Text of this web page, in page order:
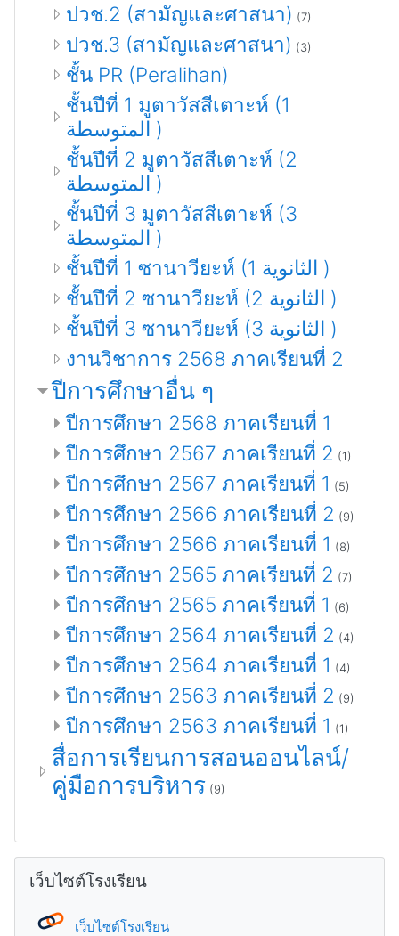
ปวช.2 (สามัญและศาสนา) (7)
ปวช.3 (สามัญและศาสนา) (3)
ชั้น PR (Peralihan)
ชั้นปีที่ 1 มูตาวัสสีเตาะห์ (1
المتوسطة )
ชั้นปีที่ 2 มูตาวัสสีเตาะห์ (2
المتوسطة )
ชั้นปีที่ 3 มูตาวัสสีเตาะห์ (3
المتوسطة )
ชั้นปีที่ 1 ซานาวียะห์ (1 الثانوية )
ชั้นปีที่ 2 ซานาวียะห์ (2 الثانوية )
ชั้นปีที่ 3 ซานาวียะห์ (3 الثانوية )
งานวิชาการ 2568 ภาคเรียนที่ 2
ปีการศึกษาอื่น ๆ
ปีการศึกษา 2568 ภาคเรียนที่ 1
ปีการศึกษา 2567 ภาคเรียนที่ 2 (1)
ปีการศึกษา 2567 ภาคเรียนที่ 1 (5)
ปีการศึกษา 2566 ภาคเรียนที่ 2 (9)
ปีการศึกษา 2566 ภาคเรียนที่ 1 (8)
ปีการศึกษา 2565 ภาคเรียนที่ 2 (7)
ปีการศึกษา 2565 ภาคเรียนที่ 1 (6)
ปีการศึกษา 2564 ภาคเรียนที่ 2 (4)
ปีการศึกษา 2564 ภาคเรียนที่ 1 (4)
ปีการศึกษา 2563 ภาคเรียนที่ 2 (9)
ปีการศึกษา 2563 ภาคเรียนที่ 1 (1)
สื่อการเรียนการสอนออนไลน์/
คู่มือการบริหาร (9)
เว็บไซต์โรงเรียน
เว็บไซต์โรงเรียน